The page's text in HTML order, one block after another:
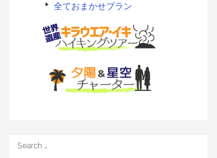
全ておまかせプラン
FOR: